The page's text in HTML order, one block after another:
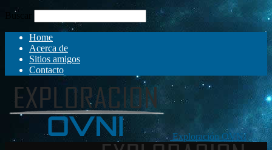
Buscar
Home
Acerca de
Sitios amigos
Contacto
Exploración OVNI